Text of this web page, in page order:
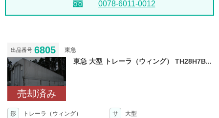
0078-6011-0012
出品番号 6805 東急
売却済み
東急 大型 トレーラ（ウィング） TH28H7B...
形 トレーラ（ウィング） サ
大型